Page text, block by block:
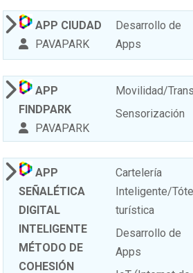
APP CIUDAD
PAVAPARK
Desarrollo de
Apps
APP
FINDPARK
PAVAPARK
Movilidad/
Sensorización
APP
SEÑALÉTICA
DIGITAL
INTELIGENTE
MÉTODO DE
COHESIÓN
Cartelería
Inteligente/
turística
Desarrollo de
Apps